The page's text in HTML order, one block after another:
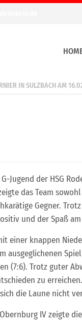
IN SULZBACH AM
Jugend der HSG
das Team
Gegner.
und der Spaß
einer knappen
ausgeglichenen
(7:6). Trotz guter
zu
die Laune nicht
IV zeigte